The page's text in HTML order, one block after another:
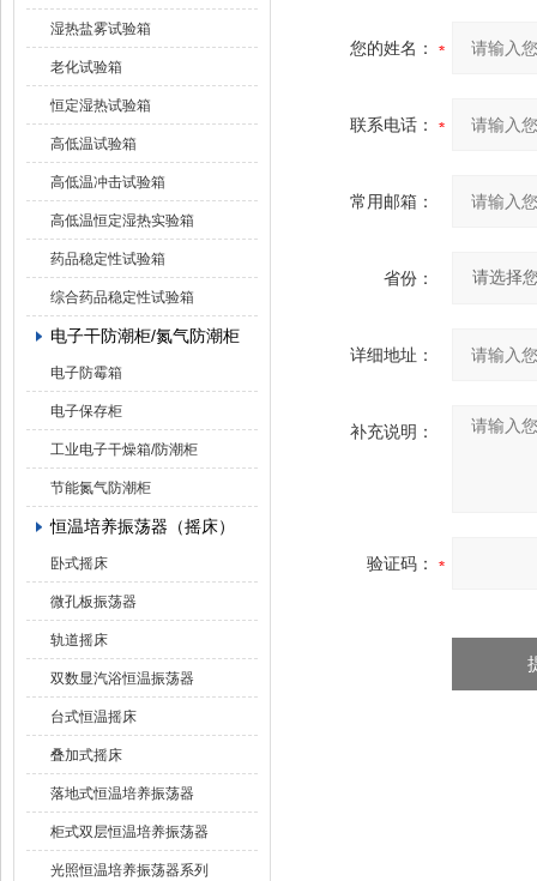
湿热盐雾试验箱
老化试验箱
恒定湿热试验箱
高低温试验箱
高低温冲击试验箱
高低温恒定湿热实验箱
药品稳定性试验箱
综合药品稳定性试验箱
电子干防潮柜/氮气防潮柜
电子防霉箱
电子保存柜
工业电子干燥箱/防潮柜
节能氮气防潮柜
恒温培养振荡器（摇床）
卧式摇床
微孔板振荡器
轨道摇床
双数显汽浴恒温振荡器
台式恒温摇床
叠加式摇床
落地式恒温培养振荡器
柜式双层恒温培养振荡器
光照恒温培养振荡器系列
您的姓名：
联系电话：
常用邮箱：
省份：
详细地址：
补充说明：
验证码：